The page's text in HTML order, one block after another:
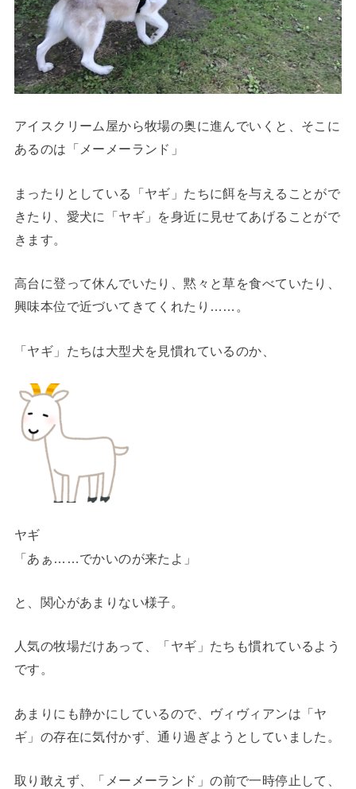
アイスクリーム屋から牧場の奥に進んでいくと、そこに
あるのは 「メーメーランド」
まったりとしている「ヤギ」たちに餌を与えることがで
きたり、愛犬に「ヤギ」を身近に見せてあげることがで
きます。
高台に登って休んでいたり、黙々と草を食べていたり、
興味本位で近づいてきてくれたり……。
「ヤギ」たちは大型犬を見慣れているのか、
ヤギ
「あぁ……でかいのが来たよ」
と、関心があまりない様子。
人気の牧場だけあって、「ヤギ」たちも慣れているよう
です。
あまりにも静かにしているので、ヴィヴィアンは「ヤ
ギ」の存在に気付かず、通り過ぎようとしていました。
取り敢えず、 「メーメーランド」の前で一時停止して、